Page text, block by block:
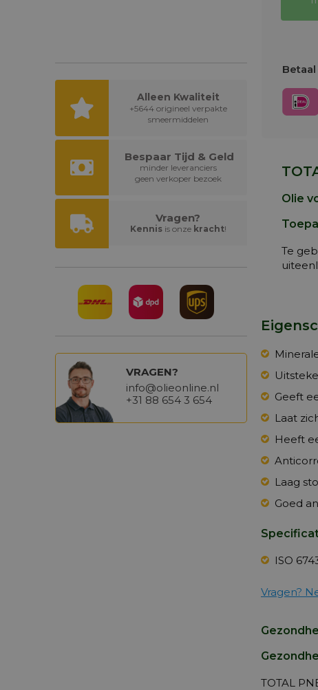
Alleen Kwaliteit
+5644 origineel verpakte
smeermiddelen
Bespaar Tijd & Geld
minder leveranciers
geen verkoper bezoek
Vragen?
Kennisis onze kracht!
VRAGEN?
info@olieonline.nl
+31 88 654 3 654
Olie
Te
Geeft
Laat
Heeft
Laag
Goed
ISO
Vragen?
TOTAL